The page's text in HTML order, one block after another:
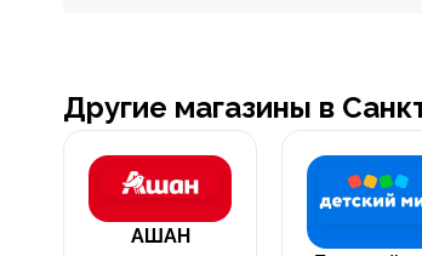
Другие магазины в
АШАН